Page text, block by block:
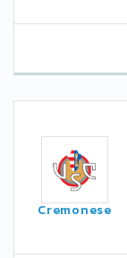
Cremonese